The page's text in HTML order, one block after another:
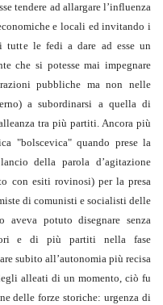
tendere ad allargare l’influenza
e locali ed invitando i
le fedi a dare ad esse un
che si potesse mai impegnare
pubbliche ma non nelle
a subordinarsi a quella di
tra più partiti. Ancora più
"bolscevica" quando prese la
della parola d’agitazione
con esiti rovinosi) per la presa
di comunisti e socialisti delle
aveva potuto disegnare senza
e di più partiti nella fase
subito all’autonomia più recisa
alleati di un momento, ciò fu
delle forze storiche: urgenza di